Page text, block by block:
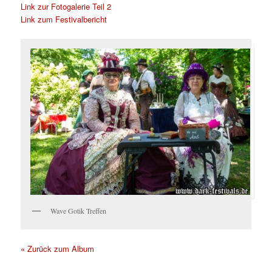
Link zur Fotogalerie Teil 2
Link zum Festivalbericht
Wave Gotik Treffen
« Zurück zum Album